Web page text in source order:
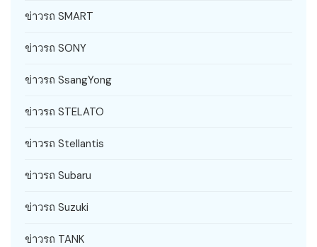
ข่าวรถ SMART
ข่าวรถ SONY
ข่าวรถ SsangYong
ข่าวรถ STELATO
ข่าวรถ Stellantis
ข่าวรถ Subaru
ข่าวรถ Suzuki
ข่าวรถ TANK